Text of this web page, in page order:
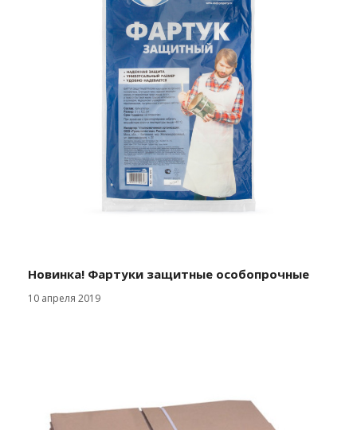
Новинка! Фартуки защитные особопрочные
10 апреля 2019